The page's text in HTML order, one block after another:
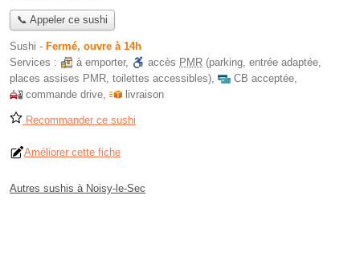
📞 Appeler ce sushi
Sushi - Fermé, ouvre à 14h
Services :
à emporter, accès PMR (parking, entrée adaptée,
places assises PMR, toilettes accessibles), CB acceptée,
commande drive, livraison
Recommander ce sushi
Améliorer cette fiche
Autres sushis à Noisy-le-Sec